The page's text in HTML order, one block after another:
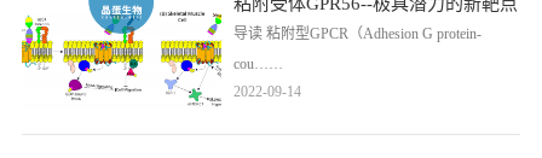
我国糖尿病患者人数由9000万增加至14000
万，增幅达56%，其中约7283万名患者尚未
导读 粘附型GPCR（Adhesion G protein-
cou……
2022-09-14